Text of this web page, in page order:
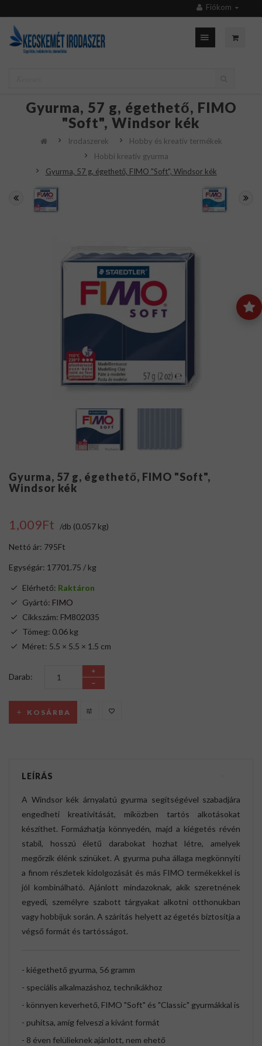
Fiókom
Gyurma, 57 g, égethető, FIMO
"Soft", Windsor kék
Irodaszerek
Hobby és kreatív termékek
Hobbi kreatív gyurma
Gyurma, 57 g, égethető, FIMO "Soft", Windsor kék
Gyurma, 57 g, égethető, FIMO "Soft",
Windsor kék
1,009Ft /db (0.057 kg)
Nettó ár: 795Ft
Egységár: 17701.75 / kg
Elérhető: Raktáron
Gyártó: FIMO
Cikkszám: FM802035
Tömeg: 0.06 kg
Méret: 5.5 × 5.5 × 1.5 cm
Darab:
KOSÁRBA
LEÍRÁS
A Windsor kék árnyalatú gyurma segítségével szabadjára
engedheti kreativitását, miközben tartós alkotásokat
készíthet. Formázhatja könnyedén, majd a kiégetés révén
stabil, hosszú életű darabokat hozhat létre, amelyek
megőrzik élénk színüket. A gyurma puha állaga megkönnyíti
a finom részletek kidolgozását és más FIMO termékekkel is
jól kombinálható. Ajánlott mindazoknak, akik szeretnének
egyedi, személyre szabott tárgyakat alkotni otthonukban
vagy hobbijuk során. A szárítás helyett az égetés biztosítja a
végső formát és tartósságot.
- kiégethető gyurma, 56 gramm
- speciális alkalmazáshoz, technikákhoz
- könnyen keverhető, FIMO "Soft" és "Classic" gyurmákkal is
- puhítsa, amíg felveszi a kívánt formát
- 8 éven felülieknek ajánlott, nem ehető